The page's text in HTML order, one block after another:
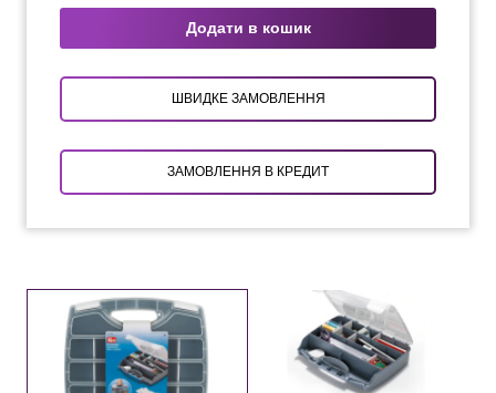
Додати в кошик
ШВИДКЕ ЗАМОВЛЕННЯ
ЗАМОВЛЕННЯ В КРЕДИТ